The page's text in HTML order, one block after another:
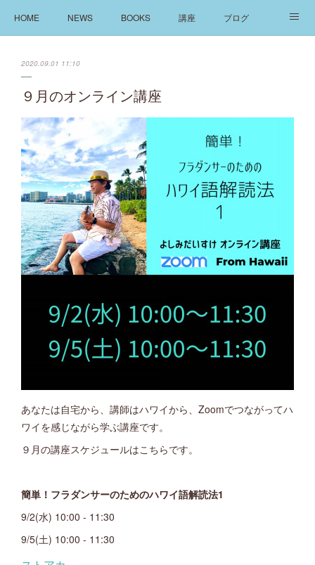
HOME NEWS BOOKS 講座 ブログ
2020.09.01 11:10
９月のオンライン講座
あなたは自宅から、講師はハワイから、Zoomでつながってハ
ワイを感じながら学ぶ講座です。
９月の講座スケジュールはこちらです。
簡単！フラダンサーのためのハワイ語解読法1
9/2(水) 10:00 - 11:30
9/5(土) 10:00 - 11:30